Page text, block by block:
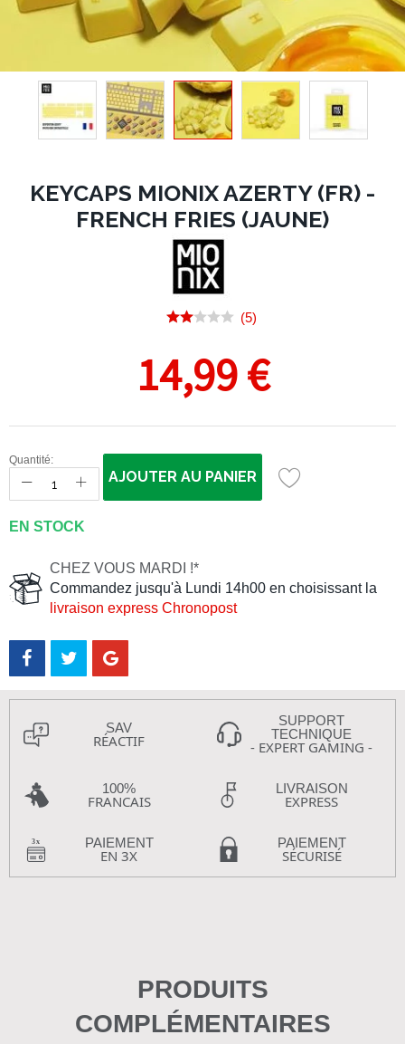
KEYCAPS MIONIX AZERTY (FR) -
FRENCH FRIES (JAUNE)
(5)
14,99 €
Quantité:
AJOUTER AU PANIER
EN STOCK
CHEZ VOUS MARDI !*
Commandez jusqu'à Lundi 14h00 en choisissant la
livraison express Chronopost
SAV
RÉACTIF
SUPPORT
TECHNIQUE
- EXPERT GAMING -
100%
FRANCAIS
LIVRAISON
EXPRESS
PAIEMENT
EN 3X
PAIEMENT
SÉCURISÉ
PRODUITS
COMPLÉMENTAIRES